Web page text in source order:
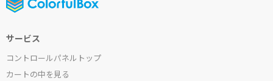
サービス
コントロールパネルトップ
カートの中を見る